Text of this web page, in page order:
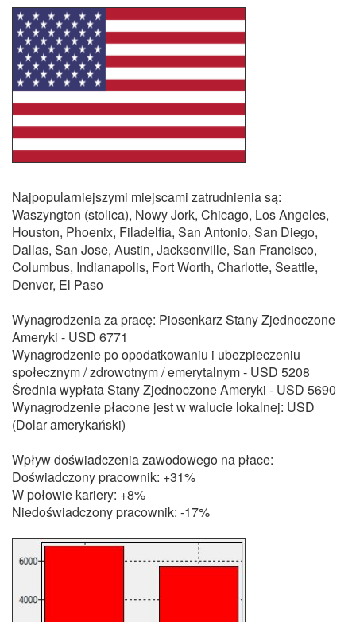
Najpopularniejszymi miejscami zatrudnienia są:
Waszyngton (stolica), Nowy Jork, Chicago, Los Angeles,
Houston, Phoenix, Filadelfia, San Antonio, San Diego,
Dallas, San Jose, Austin, Jacksonville, San Francisco,
Columbus, Indianapolis, Fort Worth, Charlotte, Seattle,
Denver, El Paso
Wynagrodzenia za pracę: Piosenkarz Stany Zjednoczone
Ameryki - USD 6771
Wynagrodzenie po opodatkowaniu i ubezpieczeniu
społecznym / zdrowotnym / emerytalnym - USD 5208
Średnia wypłata Stany Zjednoczone Ameryki - USD 5690
Wynagrodzenie płacone jest w walucie lokalnej: USD
(Dolar amerykański)
Wpływ doświadczenia zawodowego na płace:
Doświadczony pracownik: +31%
W połowie kariery: +8%
Niedoświadczony pracownik: -17%